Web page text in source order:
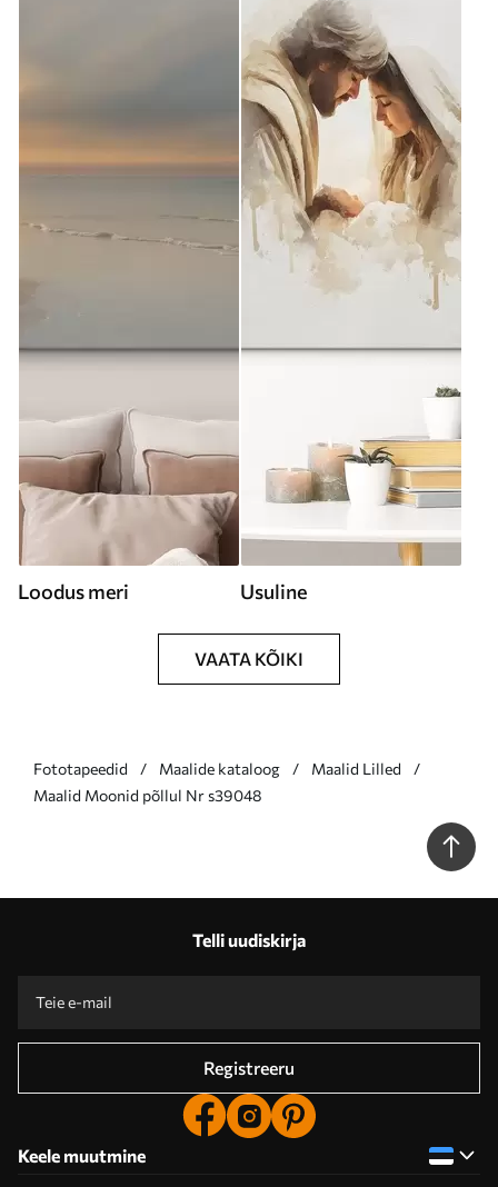
Loodus meri Usuline
VAATA KÕIKI
Fototapeedid Maalide kataloog
Maalid Lilled
Maalid Moonid põllul Nr s39048
Telli uudiskirja
Registreeru
Keele muutmine